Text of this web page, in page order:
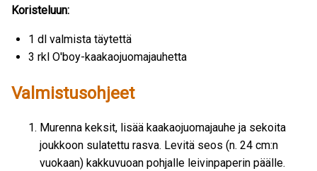
Koristeluun:
1 dl valmista täytettä
3 rkl O'boy-kaakaojuomajauhetta
Valmistusohjeet
Murenna keksit, lisää kaakaojuomajauhe ja sekoita
joukkoon sulatettu rasva. Levitä seos (n. 24 cm:n
vuokaan) kakkuvuoan pohjalle leivinpaperin päälle.